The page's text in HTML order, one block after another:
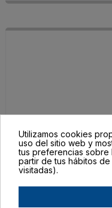
Utilizamos cookies
uso del sitio web y
tus preferencias
partir de tus hábitos
visitadas).